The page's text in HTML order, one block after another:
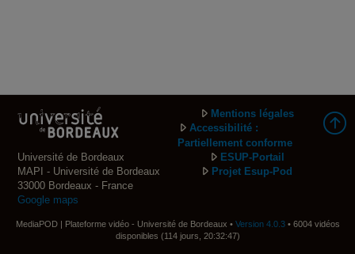
Université de Bordeaux
MAPI - Université de Bordeaux
33000 Bordeaux - France
Google maps
Mentions légales
Accessibilité :
Partiellement conforme
ESUP-Portail
Projet Esup-Pod
MediaPOD | Plateforme vidéo - Université de Bordeaux • Version 4.0.3• 6004 vidéos
disponibles (114 jours, 20:32:47)